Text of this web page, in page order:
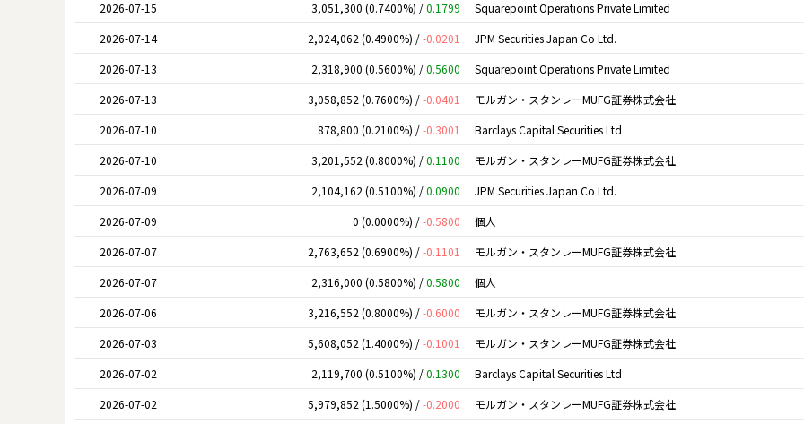
2026-07-15
3,051,300 (0.7400%) /0.1799 Squarepoint Operations Private Limited
2026-07-14
2,024,062 (0.4900%) /-0.0201 JPM Securities Japan Co Ltd.
2026-07-13
2,318,900 (0.5600%) /0.5600 Squarepoint Operations Private Limited
2026-07-13
3,058,852 (0.7600%) /-0.0401 モルガン・スタンレーMUFG証券株式会社
2026-07-10
878,800 (0.2100%) /-0.3001 Barclays Capital Securities Ltd
2026-07-10
3,201,552 (0.8000%) /0.1100 モルガン・スタンレーMUFG証券株式会社
2026-07-09
2,104,162 (0.5100%) /0.0900 JPM Securities Japan Co Ltd.
2026-07-09
0 (0.0000%) /-0.5800 個人
2026-07-07
2,763,652 (0.6900%) /-0.1101 モルガン・スタンレーMUFG証券株式会社
2026-07-07
2,316,000 (0.5800%) /0.5800 個人
2026-07-06
3,216,552 (0.8000%) /-0.6000 モルガン・スタンレーMUFG証券株式会社
2026-07-03
5,608,052 (1.4000%) /-0.1001 モルガン・スタンレーMUFG証券株式会社
2026-07-02
2,119,700 (0.5100%) /0.1300 Barclays Capital Securities Ltd
2026-07-02
5,979,852 (1.5000%) /-0.2000 モルガン・スタンレーMUFG証券株式会社